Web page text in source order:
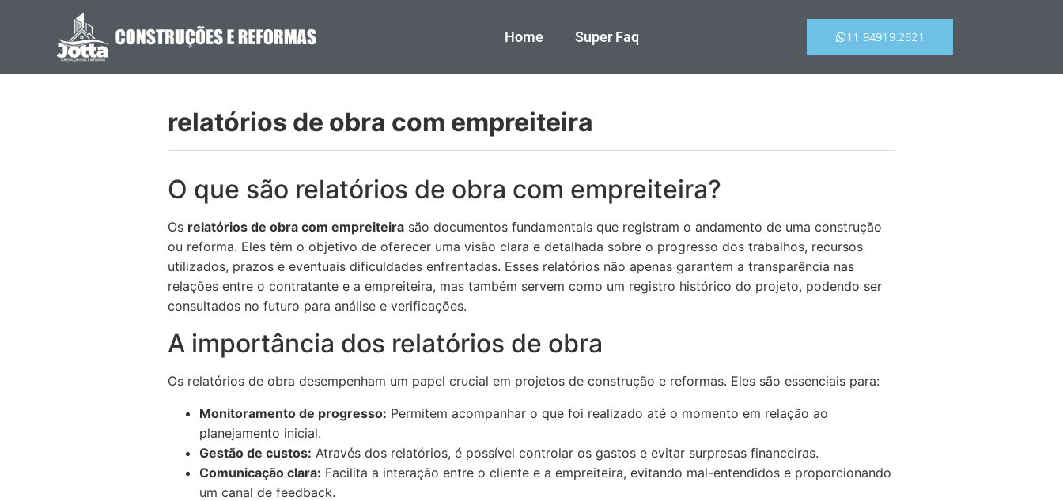
Home Super Faq 11 94919.2821
relatórios de obra com empreiteira
O que são relatórios de obra com empreiteira?
Os relatórios de obra com empreiteira são documentos fundamentais que registram o andamento de uma construção
ou reforma. Eles têm o objetivo de oferecer uma visão clara e detalhada sobre o progresso dos trabalhos, recursos
utilizados, prazos e eventuais dificuldades enfrentadas. Esses relatórios não apenas garantem a transparência nas
relações entre o contratante e a empreiteira, mas também servem como um registro histórico do projeto, podendo ser
consultados no futuro para análise e verificações.
A importância dos relatórios de obra
Os relatórios de obra desempenham um papel crucial em projetos de construção e reformas. Eles são essenciais para:
Monitoramento de progresso: Permitem acompanhar o que foi realizado até o momento em relação ao
planejamento inicial.
Gestão de custos: Através dos relatórios, é possível controlar os gastos e evitar surpresas financeiras.
Comunicação clara: Facilita a interação entre o cliente e a empreiteira, evitando mal-entendidos e proporcionando
um canal de feedback.